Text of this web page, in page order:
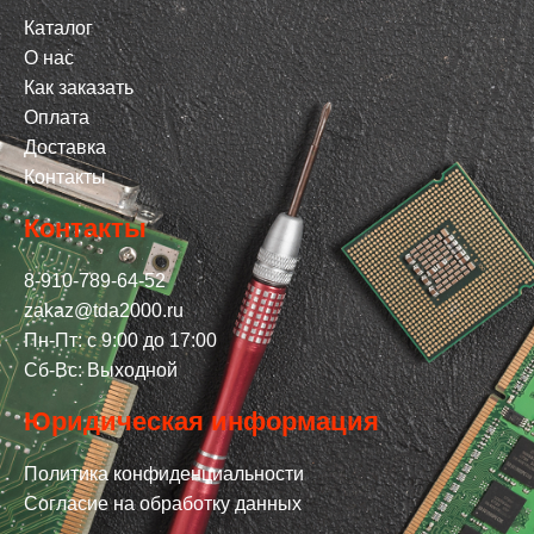
Каталог
О нас
Как заказать
Оплата
Доставка
Контакты
Контакты
8-910-789-64-52
zakaz@tda2000.ru
Пн-Пт: с 9:00 до 17:00
Сб-Вс: Выходной
Юридическая информация
Политика конфиденциальности
Согласие на обработку данных